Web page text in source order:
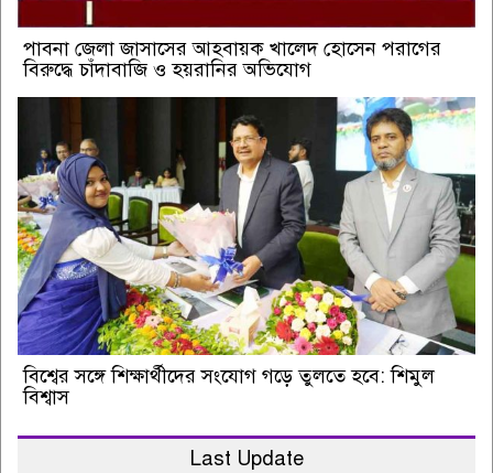
পাবনা জেলা জাসাসের আহবায়ক খালেদ হোসেন পরাগের
বিরুদ্ধে চাঁদাবাজি ও হয়রানির অভিযোগ
বিশ্বের সঙ্গে শিক্ষার্থীদের সংযোগ গড়ে তুলতে হবে: শিমুল
বিশ্বাস
Last Update